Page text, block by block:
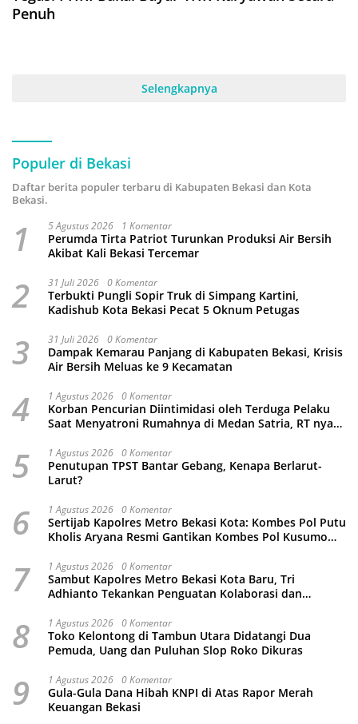
Penuh
Selengkapnya
Populer di Bekasi
Daftar berita populer terbaru di Kabupaten Bekasi dan Kota
Bekasi.
1 5 Agustus 2026 1 Komentar
Perumda Tirta Patriot Turunkan Produksi Air Bersih
Akibat Kali Bekasi Tercemar
2 31 Juli 2026 0 Komentar
Terbukti Pungli Sopir Truk di Simpang Kartini,
Kadishub Kota Bekasi Pecat 5 Oknum Petugas
3 31 Juli 2026 0 Komentar
Dampak Kemarau Panjang di Kabupaten Bekasi, Krisis
Air Bersih Meluas ke 9 Kecamatan
4 1 Agustus 2026 0 Komentar
Korban Pencurian Diintimidasi oleh Terduga Pelaku
Saat Menyatroni Rumahnya di Medan Satria, RT nya
5 1 Agustus 2026 0 Komentar
Penutupan TPST Bantar Gebang, Kenapa Berlarut-
Larut?
6 1 Agustus 2026 0 Komentar
Sertijab Kapolres Metro Bekasi Kota: Kombes Pol Putu
Kholis Aryana Resmi Gantikan Kombes Pol Kusumo
7 1 Agustus 2026 0 Komentar
Sambut Kapolres Metro Bekasi Kota Baru, Tri
Adhianto Tekankan Penguatan Kolaborasi dan
8 1 Agustus 2026 0 Komentar
Toko Kelontong di Tambun Utara Didatangi Dua
Pemuda, Uang dan Puluhan Slop Roko Dikuras
9 1 Agustus 2026 0 Komentar
Gula-Gula Dana Hibah KNPI di Atas Rapor Merah
Keuangan Bekasi